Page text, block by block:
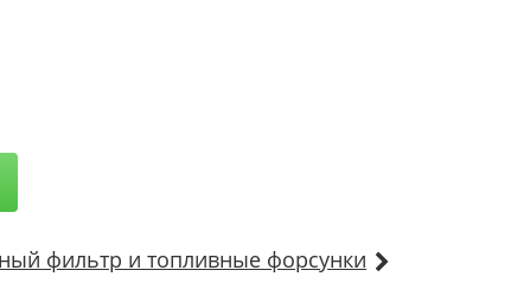
фильтр и топливные форсунки